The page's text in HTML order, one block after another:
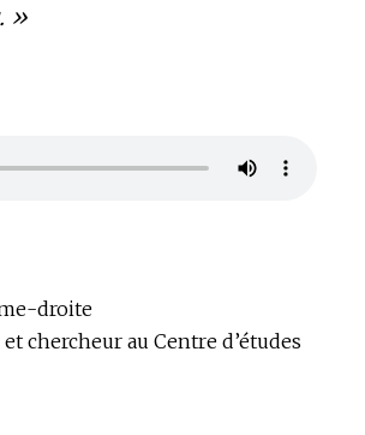
»
droite
chercheur au Centre d’études